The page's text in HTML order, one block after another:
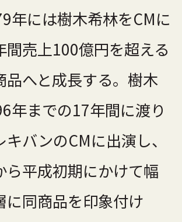
年には樹木希林をCMに
間売上100億円を超える
品へと成長する。樹木
年までの17年間に渡り
バンのCMに出演し、
ら平成初期にかけて幅
に同商品を印象付け